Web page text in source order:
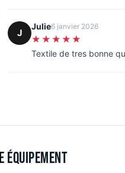
J
Julie6 janvier 2026
★★★★★
Textile de tres bonne
équipement